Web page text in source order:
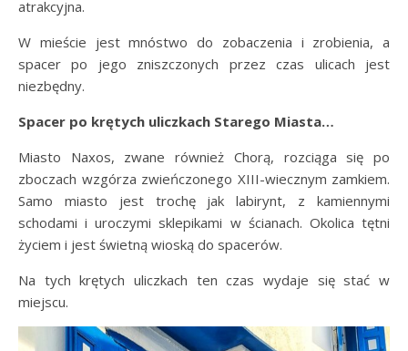
atrakcyjna.
W mieście jest mnóstwo do zobaczenia i zrobienia, a
spacer po jego zniszczonych przez czas ulicach jest
niezbędny.
Spacer po krętych uliczkach Starego Miasta…
Miasto Naxos, zwane również Chorą, rozciąga się po
zboczach wzgórza zwieńczonego XIII-wiecznym zamkiem.
Samo miasto jest trochę jak labirynt, z kamiennymi
schodami i uroczymi sklepikami w ścianach. Okolica tętni
życiem i jest świetną wioską do spacerów.
Na tych krętych uliczkach ten czas wydaje się stać w
miejscu.